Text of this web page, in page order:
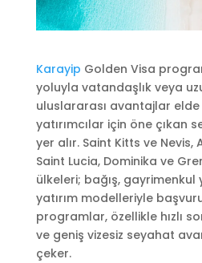
Karayip Golden Visa
yoluyla vatandaşlık veya
uluslararası avantajlar
yatırımcılar için öne çıkan
yer alır. Saint Kitts ve
Saint Lucia, Dominika ve
ülkeleri; bağış, gayrimenkul
yatırım modelleriyle
programlar, özellikle hızlı
ve geniş vizesiz seyahat
çeker.